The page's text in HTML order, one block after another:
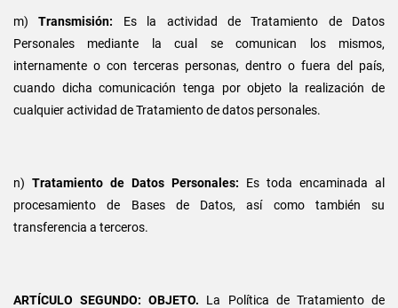
m)Transmisión: Es la actividad de Tratamiento de Datos
Personales mediante la cual se comunican los mismos,
internamente o con terceras personas, dentro o fuera del país,
cuando dicha comunicación tenga por objeto la realización de
cualquier actividad de Tratamiento de datos personales.
n) Tratamiento de Datos Personales: Es toda encaminada al
procesamiento de Bases de Datos, así como también su
transferencia a terceros.
ARTÍCULO SEGUNDO: OBJETO. La Política de Tratamiento de